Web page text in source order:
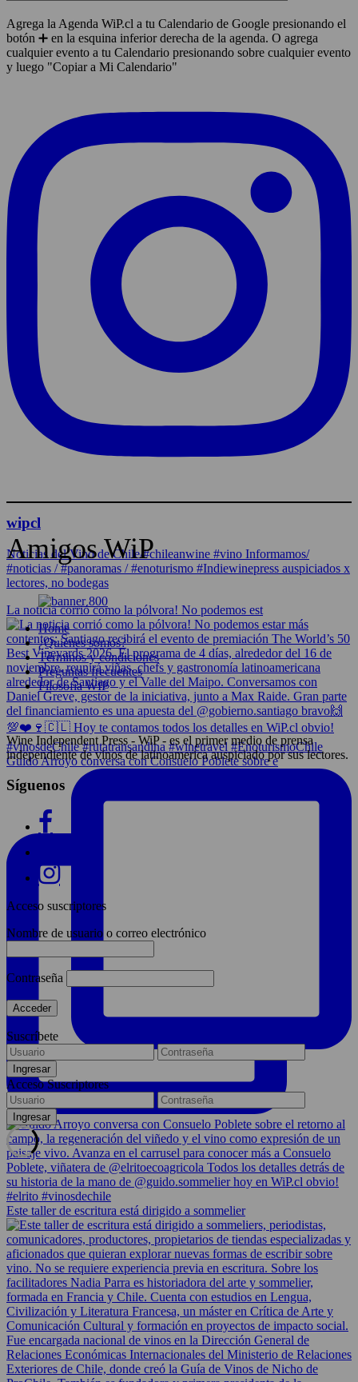
Agrega la Agenda WiP.cl a tu Calendario de Google presionando el
botón ➕ en la esquina inferior derecha de la agenda. O agrega
cualquier evento a tu Calendario presionando sobre cualquier evento
y luego "Copiar a Mi Calendario"
wipcl
Noticias del Vino de Chile/#chileanwine #vino Informamos/
#noticias / #panoramas / #enoturismo #Indiewinepress auspiciados x
lectores, no bodegas
La noticia corrió como la pólvora! No podemos est
Guido Arroyo conversa con Consuelo Poblete sobre e
Este taller de escritura está dirigido a sommelier
Amigos WiP
Home
¿Quiénes somos?
Términos y condiciones
Preguntas frecuentes
Filosofía WIP
Wine Independent Press - WiP - es el primer medio de prensa
independiente de vinos de latinoamerica auspiciado por sus lectores.
Síguenos
Acceso suscriptores
Nombre de usuario o correo electrónico
Contraseña
Suscríbete
Acceso Suscriptores